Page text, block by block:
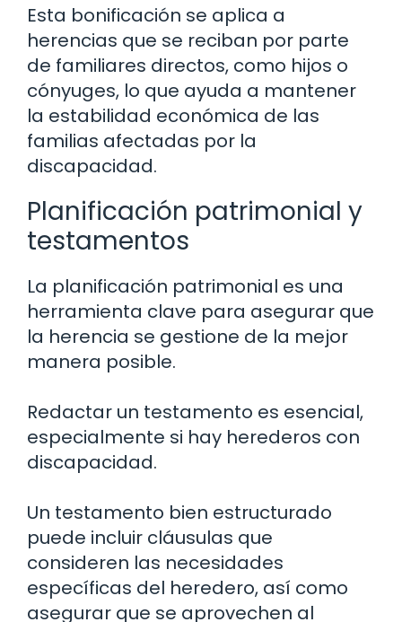
Esta bonificación se aplica a
herencias que se reciban por parte
de familiares directos, como hijos o
cónyuges, lo que ayuda a mantener
la estabilidad económica de las
familias afectadas por la
discapacidad.
Planificación patrimonial y
testamentos
La planificación patrimonial es una
herramienta clave para asegurar que
la herencia se gestione de la mejor
manera posible.
Redactar un testamento es esencial,
especialmente si hay herederos con
discapacidad.
Un testamento bien estructurado
puede incluir cláusulas que
consideren las necesidades
específicas del heredero, así como
asegurar que se aprovechen al